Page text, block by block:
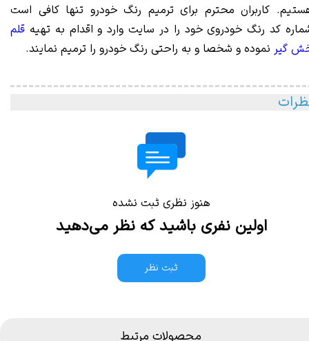
کاربران محترم برای ترمیم رنگ خودرو تنها کافی است
کد رنگ خودروی خود را در سایت وارد و اقدام به تهیه قلم
گیر نموده و شخصا و به راحتی رنگ خودرو را ترمیم نمایند.
هنوز نظری ثبت نشده
اولین نفری باشید که نظر می‌دهید
ثبت نظر
محصولات مرتبط